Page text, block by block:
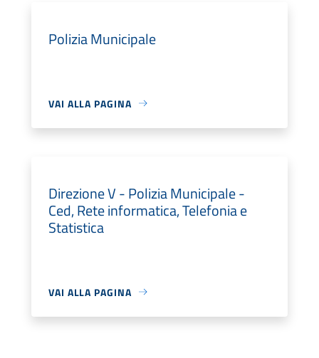
Polizia Municipale
VAI ALLA PAGINA
Direzione V - Polizia Municipale -
Ced, Rete informatica, Telefonia e
Statistica
VAI ALLA PAGINA